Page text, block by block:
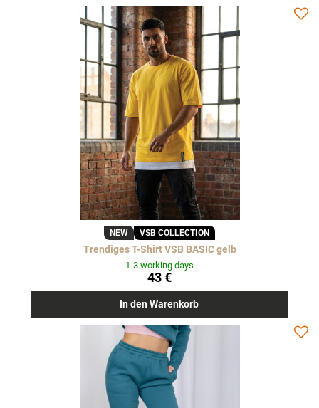
NEW VSB COLLECTION
Trendiges T-Shirt VSB BASIC gelb
1-3 working days
43 €
In den Warenkorb